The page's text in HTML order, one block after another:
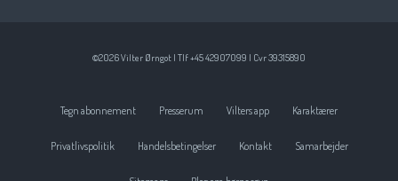
©2026 Vilter Ørngot | Tlf +45 42907099 | Cvr 39315890
Tegn abonnement Presserum Vilters app Karaktærer
Privatlivspolitik Handelsbetingelser Kontakt Samarbejder